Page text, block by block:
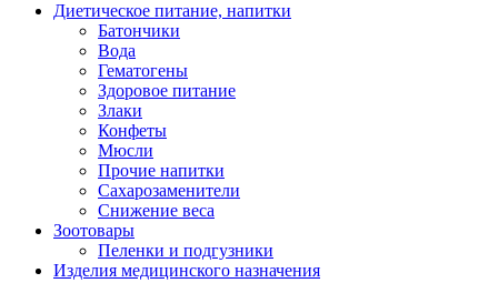
Диетическое питание, напитки
Батончики
Вода
Гематогены
Здоровое питание
Злаки
Конфеты
Мюсли
Прочие напитки
Сахарозаменители
Снижение веса
Зоотовары
Пеленки и подгузники
Изделия медицинского назначения